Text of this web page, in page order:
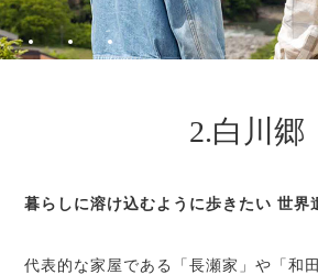
2.白川郷
暮らしに溶け込むように歩きたい 世界
代表的な家屋である「長瀬家」や「和